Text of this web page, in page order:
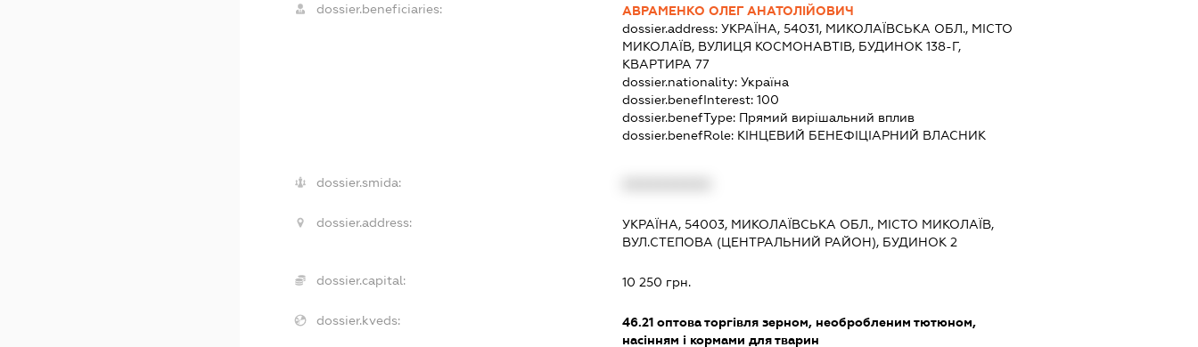
dossier.beneficiaries:
АВРАМЕНКО ОЛЕГ АНАТОЛІЙОВИЧ
dossier.address:УКРАЇНА, 54031, МИКОЛАЇВСЬКА ОБЛ., МІСТО
МИКОЛАЇВ, ВУЛИЦЯ КОСМОНАВТІВ, БУДИНОК 138-Г,
КВАРТИРА 77
dossier.nationality:Україна
dossier.benefInterest:100
dossier.benefType: Прямий вирішальний вплив
dossier.benefRole: КІНЦЕВИЙ БЕНЕФІЦІАРНИЙ ВЛАСНИК
dossier.smida:
dossier.address:
УКРАЇНА, 54003, МИКОЛАЇВСЬКА ОБЛ., МІСТО МИКОЛАЇВ,
ВУЛ.СТЕПОВА (ЦЕНТРАЛЬНИЙ РАЙОН), БУДИНОК 2
dossier.capital: 10 250 грн.
dossier.kveds: 46.21 оптова торгівля зерном, необробленим тютюном,
насінням і кормами для тварин